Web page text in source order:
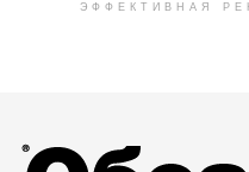
ЭФФЕКТИВНАЯ